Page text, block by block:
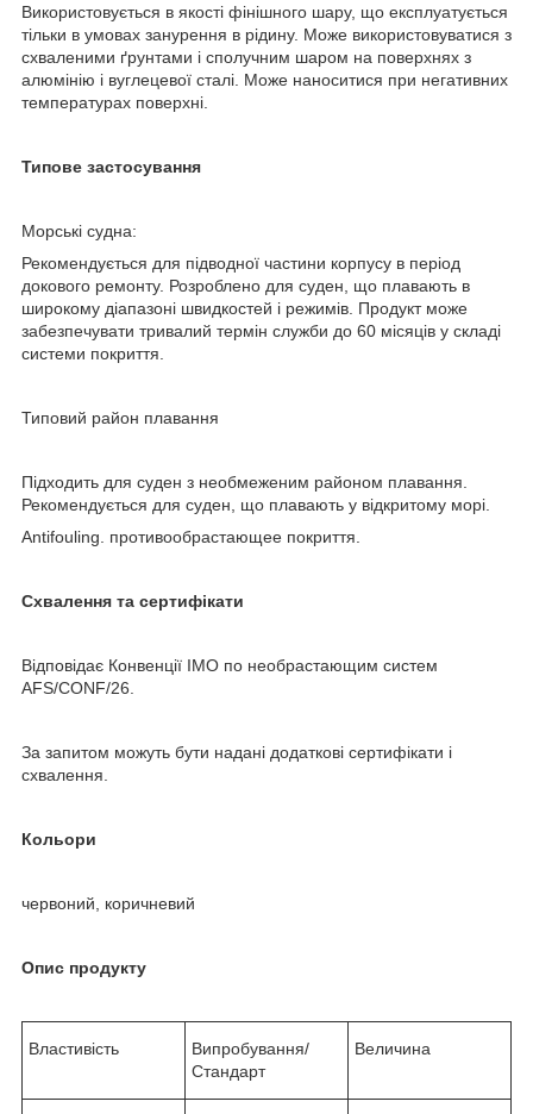
Використовується в якості фінішного шару, що експлуатується
тільки в умовах занурення в рідину. Може використовуватися з
схваленими ґрунтами і сполучним шаром на поверхнях з
алюмінію і вуглецевої сталі. Може наноситися при негативних
температурах поверхні.
Типове застосування
Морські судна:
Рекомендується для підводної частини корпусу в період
докового ремонту. Розроблено для суден, що плавають в
широкому діапазоні швидкостей і режимів. Продукт може
забезпечувати тривалий термін служби до 60 місяців у складі
системи покриття.
Типовий район плавання
Підходить для суден з необмеженим районом плавання.
Рекомендується для суден, що плавають у відкритому морі.
Antifouling. противообрастающее покриття.
Схвалення та сертифікати
Відповідає Конвенції ІМО по необрастающим систем
AFS/CONF/26.
За запитом можуть бути надані додаткові сертифікати і
схвалення.
Кольори
червоний, коричневий
Опис продукту
Властивість
Випробування/
Стандарт
Величина